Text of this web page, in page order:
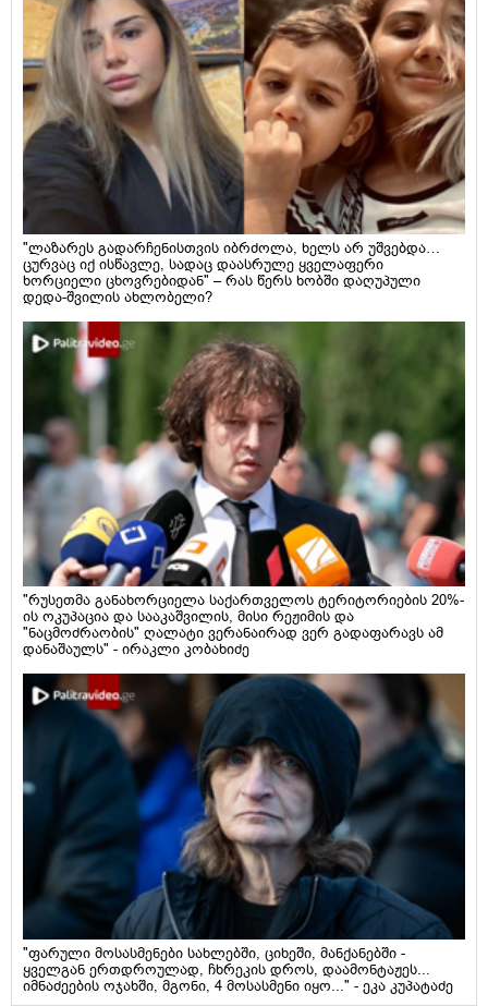
"ლაზარეს გადარჩენისთვის იბრძოლა, ხელს არ უშვებდა…
ცურვაც იქ ისწავლე, სადაც დაასრულე ყველაფერი
ხორციელი ცხოვრებიდან" – რას წერს ხობში დაღუპული
დედა-შვილის ახლობელი?
"რუსეთმა განახორციელა საქართველოს ტერიტორიების 20%-
ის ოკუპაცია და სააკაშვილის, მისი რეჟიმის და
"ნაცმოძრაობის" ღალატი ვერანაირად ვერ გადაფარავს ამ
დანაშაულს" - ირაკლი კობახიძე
"ფარული მოსასმენები სახლებში, ციხეში, მანქანებში -
ყველგან ერთდროულად, ჩხრეკის დროს, დაამონტაჟეს...
იმნაძეების ოჯახში, მგონი, 4 მოსასმენი იყო..." - ეკა კუპატაძე